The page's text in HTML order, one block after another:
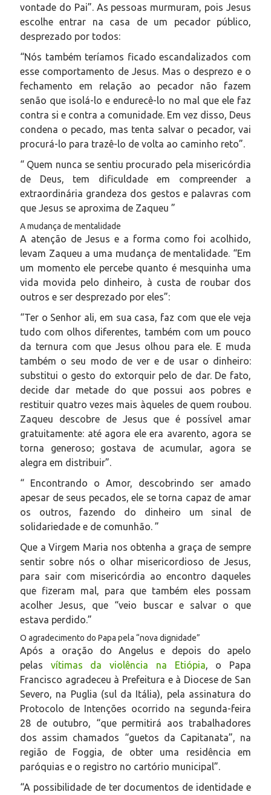
vontade do Pai”. As pessoas murmuram, pois Jesus
escolhe entrar na casa de um pecador público,
desprezado por todos:
“Nós também teríamos ficado escandalizados com
esse comportamento de Jesus. Mas o desprezo e o
fechamento em relação ao pecador não fazem
senão que isolá-lo e endurecê-lo no mal que ele faz
contra si e contra a comunidade. Em vez disso, Deus
condena o pecado, mas tenta salvar o pecador, vai
procurá-lo para trazê-lo de volta ao caminho reto”.
“ Quem nunca se sentiu procurado pela misericórdia
de Deus, tem dificuldade em compreender a
extraordinária grandeza dos gestos e palavras com
que Jesus se aproxima de Zaqueu ”
A mudança de mentalidade
A atenção de Jesus e a forma como foi acolhido,
levam Zaqueu a uma mudança de mentalidade. “Em
um momento ele percebe quanto é mesquinha uma
vida movida pelo dinheiro, à custa de roubar dos
outros e ser desprezado por eles”:
“Ter o Senhor ali, em sua casa, faz com que ele veja
tudo com olhos diferentes, também com um pouco
da ternura com que Jesus olhou para ele. E muda
também o seu modo de ver e de usar o dinheiro:
substitui o gesto do extorquir pelo de dar. De fato,
decide dar metade do que possui aos pobres e
restituir quatro vezes mais àqueles de quem roubou.
Zaqueu descobre de Jesus que é possível amar
gratuitamente: até agora ele era avarento, agora se
torna generoso; gostava de acumular, agora se
alegra em distribuir”.
“ Encontrando o Amor, descobrindo ser amado
apesar de seus pecados, ele se torna capaz de amar
os outros, fazendo do dinheiro um sinal de
solidariedade e de comunhão. ”
Que a Virgem Maria nos obtenha a graça de sempre
sentir sobre nós o olhar misericordioso de Jesus,
para sair com misericórdia ao encontro daqueles
que fizeram mal, para que também eles possam
acolher Jesus, que “veio buscar e salvar o que
estava perdido.”
O agradecimento do Papa pela “nova dignidade”
Após a oração do Angelus e depois do apelo
pelas vítimas da violência na Etiópia, o Papa
Francisco agradeceu à Prefeitura e à Diocese de San
Severo, na Puglia (sul da Itália), pela assinatura do
Protocolo de Intenções ocorrido na segunda-feira
28 de outubro, “que permitirá aos trabalhadores
dos assim chamados “guetos da Capitanata”, na
região de Foggia, de obter uma residência em
paróquias e o registro no cartório municipal”.
“A possibilidade de ter documentos de identidade e